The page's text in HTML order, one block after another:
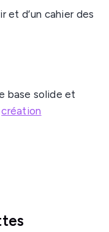
et d’un cahier des
base solide et
création